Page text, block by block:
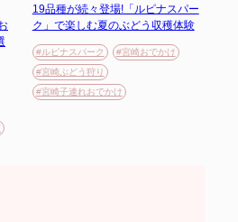
19品種が続々登場!「ルピナスパー
ク」で楽しむ夏のぶどう収穫体験
#ルピナスパーク
#宮崎おでかけ
#宮崎ぶどう狩り
#宮崎子連れおでかけ